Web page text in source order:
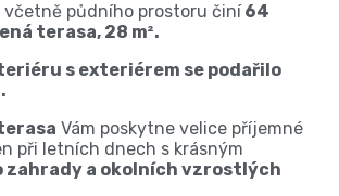
včetně půdního prostoru činí64
terasa, 28 m².
s exteriérem se podařilo
Vám poskytne velice příjemné
při letních dnech s krásným
zahrady a okolních vzrostlých